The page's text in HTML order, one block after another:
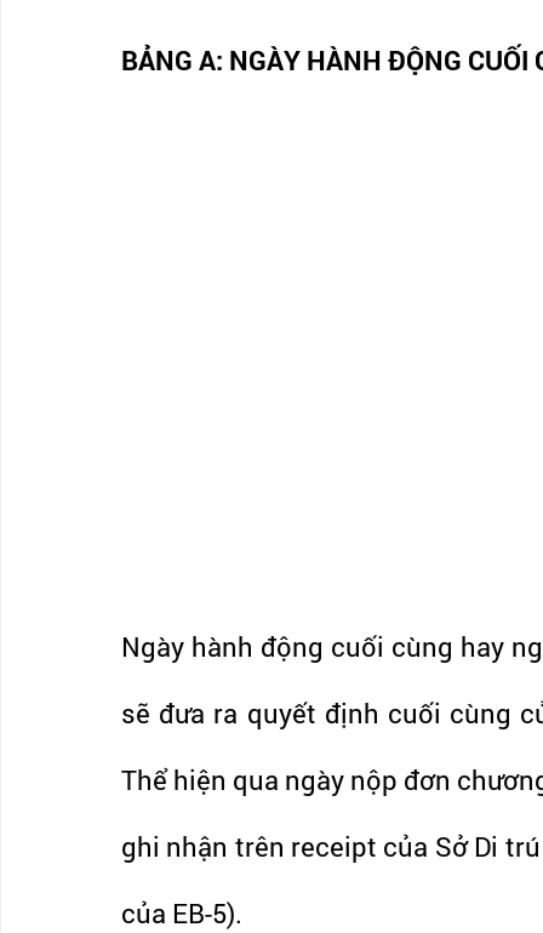
BẢNG A: NGÀY HÀNH ĐỘNG CUỐI
Ngày hành động cuối cùng hay
sẽ đưa ra quyết định cuối cùng
Thể hiện qua ngày nộp đơn
ghi nhận trên receipt của Sở Di
của EB-5).